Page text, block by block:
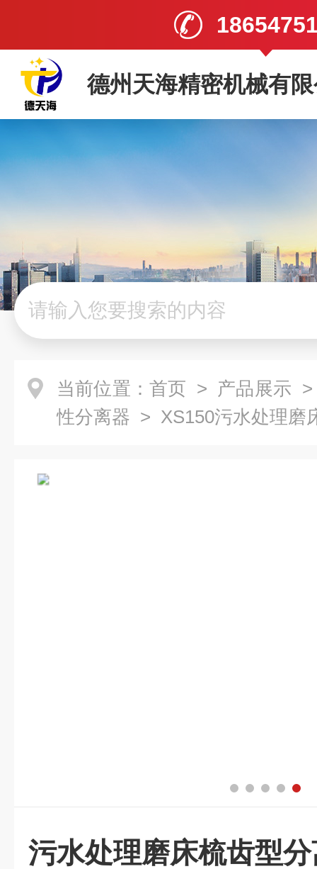
德州天海精密机械有
当前位置： 首页 > 产品展示
性分离器 > XS150污水处理磨
污水处理磨床梳齿型